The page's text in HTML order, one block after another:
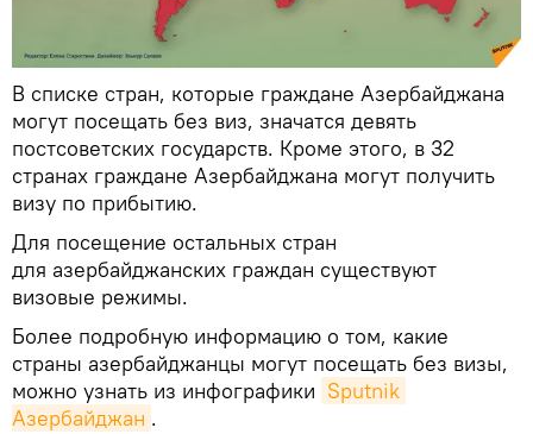
В списке стран, которые граждане Азербайджана
могут посещать без виз, значатся девять
постсоветских государств. Кроме этого, в 32
странах граждане Азербайджана могут получить
визу по прибытию.
Для посещение остальных стран
для азербайджанских граждан существуют
визовые режимы.
Более подробную информацию о том, какие
страны азербайджанцы могут посещать без визы,
можно узнать из инфографики Sputnik
Азербайджан .